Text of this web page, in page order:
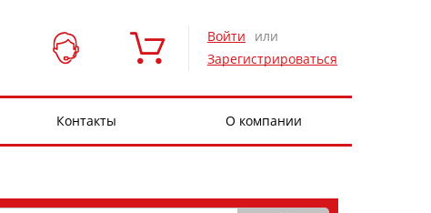
Войти
или
Зарегистрироваться
Контакты О компании